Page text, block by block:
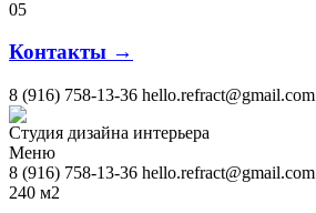
05
Контакты →
8 (916) 758-13-36 hello.refract@gmail.com
Студия дизайна интерьера
Меню
8 (916) 758-13-36 hello.refract@gmail.com
240 м2